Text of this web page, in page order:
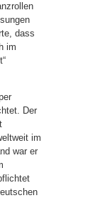
dass
im
Der
im
war er